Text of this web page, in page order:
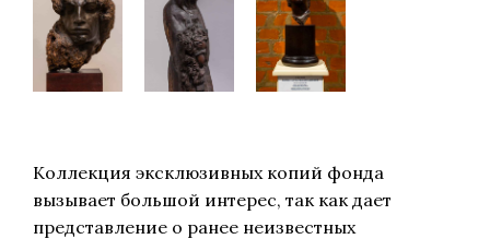
Коллекция эксклюзивных копий фонда
вызывает большой интерес, так как дает
представление о ранее неизвестных